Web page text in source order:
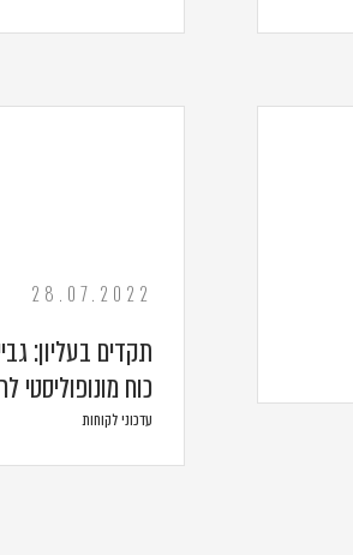
28.07.2022
תקדים בעליון:
כוח מונופוליסטי
עדכוני לקוחות